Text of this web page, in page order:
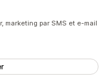
marketing par SMS et e-mail